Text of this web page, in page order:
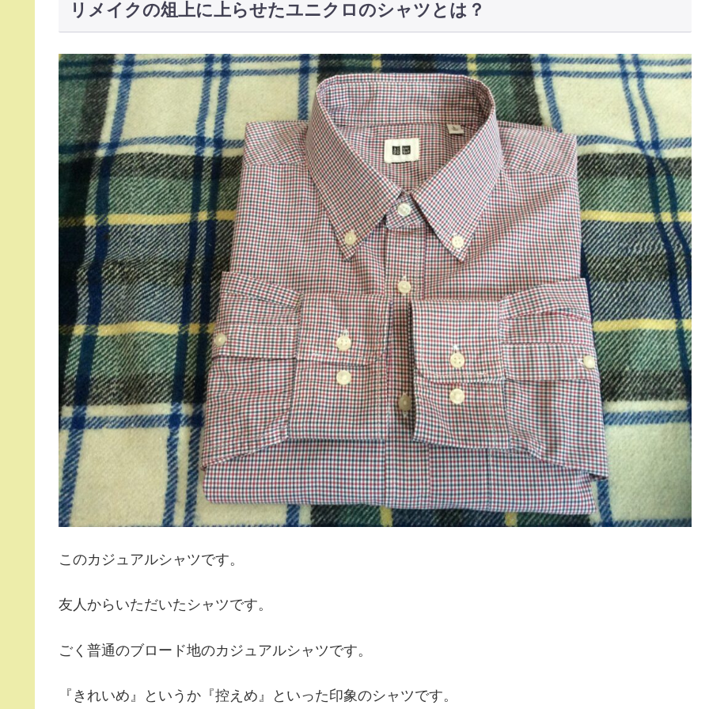
リメイクの俎上に上らせたユニクロのシャツとは？
このカジュアルシャツです。
友人からいただいたシャツです。
ごく普通のブロード地のカジュアルシャツです。
『きれいめ』というか『控えめ』といった印象のシャツです。